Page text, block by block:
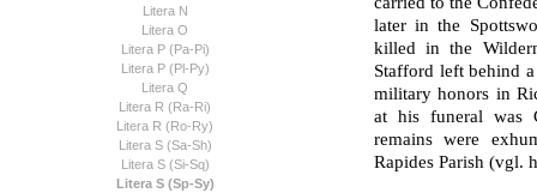
later in the
killed in the
Stafford left behind
military honors in
at his funeral was
remains were
Rapides Parish (vgl.
Litera N
Litera O
Litera P (Pa-Pi)
Litera P (Pl-Py)
Litera Q
Litera R (Ra-Ri)
Litera R (Ro-Ry)
Litera S (Sa-Sh)
Litera S (Si-Sq)
Litera S (Sp-Sy)